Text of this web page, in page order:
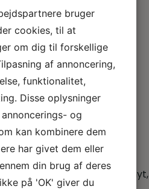
godt videre eller søger nyt,
bruger
cookies, til at
om dig til forskellige
af annoncering,
funktionalitet,
Disse oplysninger
og
kan kombinere dem
har givet dem eller
din brug af deres
på 'OK' giver du